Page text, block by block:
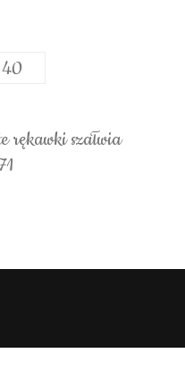
40
rękawki szałwia